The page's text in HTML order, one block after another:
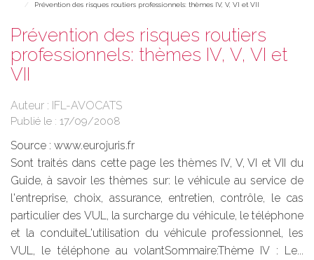
Prévention des risques routiers professionnels: thèmes IV, V, VI et VII
Prévention des risques routiers
professionnels: thèmes IV, V, VI et
VII
Auteur : IFL-AVOCATS
Publié le : 17/09/2008
Source : www.eurojuris.fr
Sont traités dans cette page les thèmes IV, V, VI et VII du
Guide, à savoir les thèmes sur: le véhicule au service de
l'entreprise, choix, assurance, entretien, contrôle, le cas
particulier des VUL, la surcharge du véhicule, le téléphone
et la conduiteL'utilisation du véhicule professionnel, les
VUL, le téléphone au volantSommaire:Thème IV : Le...